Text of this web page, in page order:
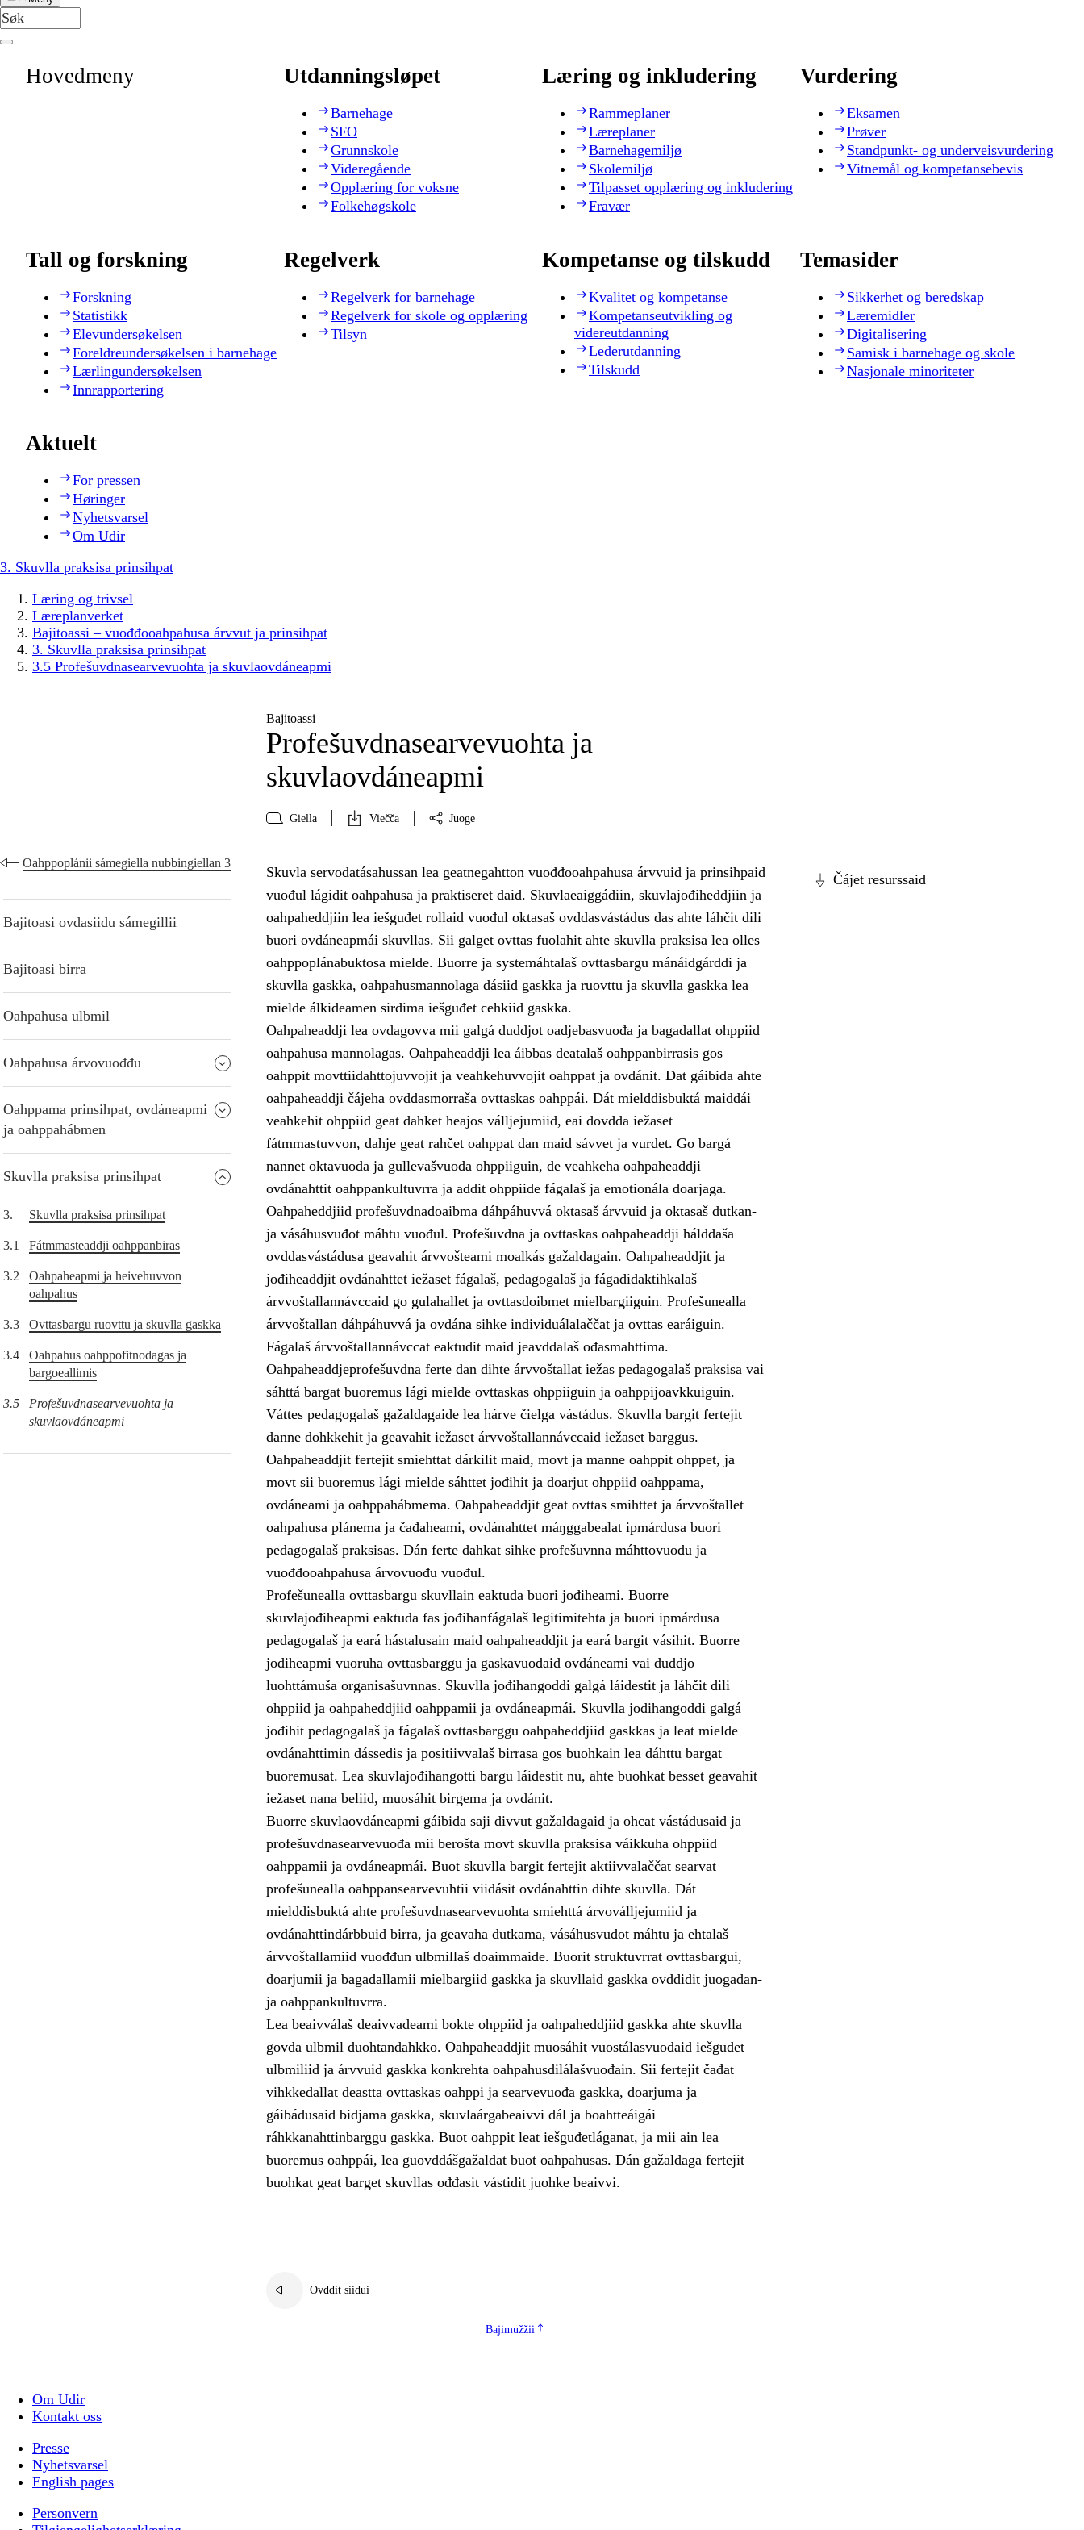
Hovedmeny Utdanningsløpet
Barnehage
SFO
Grunnskole
Videregående
Opplæring for voksne
Folkehøgskole
Læring og inkludering
Rammeplaner
Læreplaner
Barnehagemiljø
Skolemiljø
Tilpasset opplæring og inkludering
Fravær
Vurdering
Eksamen
Prøver
Standpunkt- og underveisvurdering
Vitnemål og kompetansebevis
Tall og forskning
Forskning
Statistikk
Elevundersøkelsen
Foreldreundersøkelsen i barnehage
Lærlingundersøkelsen
Innrapportering
Regelverk
Regelverk for barnehage
Regelverk for skole og opplæring
Tilsyn
Kompetanse og tilskudd
Kvalitet og kompetanse
Kompetanseutvikling og
videreutdanning
Lederutdanning
Tilskudd
Temasider
Sikkerhet og beredskap
Læremidler
Digitalisering
Samisk i barnehage og skole
Nasjonale minoriteter
Aktuelt
For pressen
Høringer
Nyhetsvarsel
Om Udir
3. Skuvlla praksisa prinsihpat
Læring og trivsel
Læreplanverket
Bajitoassi – vuođđooahpahusa árvvut ja prinsihpat
3. Skuvlla praksisa prinsihpat
3.5 Profešuvdnasearvevuohta ja skuvlaovdáneapmi
Bajitoassi
Profešuvdnasearvevuohta ja
skuvlaovdáneapmi
Giella Viečča Juoge
Oahppoplánii sámegiella nubbingiellan 3
Bajitoasi ovdasiidu sámegillii
Bajitoasi birra
Oahpahusa ulbmil
Oahpahusa árvovuođđu
Oahppama prinsihpat, ovdáneapmi
ja oahppahábmen
Skuvlla praksisa prinsihpat
3. Skuvlla praksisa prinsihpat
3.1 Fátmmasteaddji oahppanbiras
3.2
Oahpaheapmi ja heivehuvvon
oahpahus
3.3 Ovttasbargu ruovttu ja skuvlla gaskka
3.4
Oahpahus oahppofitnodagas ja
bargoeallimis
3.5
Profešuvdnasearvevuohta ja
skuvlaovdáneapmi
Čájet resurssaid
Skuvla servodatásahussan lea geatnegahtton vuođđooahpahusa árvvuid ja prinsihpaid
vuođul lágidit oahpahusa ja praktiseret daid. Skuvlaeaiggádiin, skuvlajođiheddjiin ja
oahpaheddjiin lea iešguđet rollaid vuođul oktasaš ovddasvástádus das ahte láhčit dili
buori ovdáneapmái skuvllas. Sii galget ovttas fuolahit ahte skuvlla praksisa lea olles
oahppoplánabuktosa mielde. Buorre ja systemáhtalaš ovttasbargu mánáidgárddi ja
skuvlla gaskka, oahpahusmannolaga dásiid gaskka ja ruovttu ja skuvlla gaskka lea
mielde álkideamen sirdima iešguđet cehkiid gaskka.
Oahpaheaddji lea ovdagovva mii galgá duddjot oadjebasvuođa ja bagadallat ohppiid
oahpahusa mannolagas. Oahpaheaddji lea áibbas deaŧalaš oahppanbirrasis gos
oahppit movttiidahttojuvvojit ja veahkehuvvojit oahppat ja ovdánit. Dat gáibida ahte
oahpaheaddji čájeha ovddasmorraša ovttaskas oahppái. Dát mielddisbuktá maiddái
veahkehit ohppiid geat dahket heajos válljejumiid, eai dovdda iežaset
fátmmastuvvon, dahje geat rahčet oahppat dan maid sávvet ja vurdet. Go bargá
nannet oktavuođa ja gullevašvuođa ohppiiguin, de veahkeha oahpaheaddji
ovdánahttit oahppankultuvrra ja addit ohppiide fágalaš ja emotionála doarjaga.
Oahpaheddjiid profešuvdnadoaibma dáhpáhuvvá oktasaš árvvuid ja oktasaš dutkan-
ja vásáhusvuđot máhtu vuođul. Profešuvdna ja ovttaskas oahpaheaddji hálddaša
ovddasvástádusa geavahit árvvošteami moalkás gažaldagain. Oahpaheaddjit ja
jođiheaddjit ovdánahttet iežaset fágalaš, pedagogalaš ja fágadidaktihkalaš
árvvoštallannávccaid go gulahallet ja ovttasdoibmet mielbargiiguin. Profešunealla
árvvoštallan dáhpáhuvvá ja ovdána sihke individuálalaččat ja ovttas earáiguin.
Fágalaš árvvoštallannávccat eaktudit maid jeavddalaš ođasmahttima.
Oahpaheaddjeprofešuvdna ferte dan dihte árvvoštallat iežas pedagogalaš praksisa vai
sáhttá bargat buoremus lági mielde ovttaskas ohppiiguin ja oahppijoavkkuiguin.
Váttes pedagogalaš gažaldagaide lea hárve čielga vástádus. Skuvlla bargit fertejit
danne dohkkehit ja geavahit iežaset árvvoštallannávccaid iežaset barggus.
Oahpaheaddjit fertejit smiehttat dárkilit maid, movt ja manne oahppit ohppet, ja
movt sii buoremus lági mielde sáhttet jođihit ja doarjut ohppiid oahppama,
ovdáneami ja oahppahábmema. Oahpaheaddjit geat ovttas smihttet ja árvvoštallet
oahpahusa plánema ja čađaheami, ovdánahttet máŋggabealat ipmárdusa buori
pedagogalaš praksisas. Dán ferte dahkat sihke profešuvnna máhttovuođu ja
vuođđooahpahusa árvovuođu vuođul.
Profešunealla ovttasbargu skuvllain eaktuda buori jođiheami. Buorre
skuvlajođiheapmi eaktuda fas jođihanfágalaš legitimitehta ja buori ipmárdusa
pedagogalaš ja eará hástalusain maid oahpaheaddjit ja eará bargit vásihit. Buorre
jođiheapmi vuoruha ovttasbarggu ja gaskavuođaid ovdáneami vai duddjo
luohttámuša organisašuvnnas. Skuvlla jođihangoddi galgá láidestit ja láhčit dili
ohppiid ja oahpaheddjiid oahppamii ja ovdáneapmái. Skuvlla jođihangoddi galgá
jođihit pedagogalaš ja fágalaš ovttasbarggu oahpaheddjiid gaskkas ja leat mielde
ovdánahttimin dássedis ja positiivvalaš birrasa gos buohkain lea dáhttu bargat
buoremusat. Lea skuvlajođihangotti bargu láidestit nu, ahte buohkat besset geavahit
iežaset nana beliid, muosáhit birgema ja ovdánit.
Buorre skuvlaovdáneapmi gáibida saji divvut gažaldagaid ja ohcat vástádusaid ja
profešuvdnasearvevuođa mii berošta movt skuvlla praksisa váikkuha ohppiid
oahppamii ja ovdáneapmái. Buot skuvlla bargit fertejit aktiivvalaččat searvat
profešunealla oahppansearvevuhtii viidásit ovdánahttin dihte skuvlla. Dát
mielddisbuktá ahte profešuvdnasearvevuohta smiehttá árvoválljejumiid ja
ovdánahttindárbbuid birra, ja geavaha dutkama, vásáhusvuđot máhtu ja ehtalaš
árvvoštallamiid vuođđun ulbmillaš doaimmaide. Buorit struktuvrrat ovttasbargui,
doarjumii ja bagadallamii mielbargiid gaskka ja skuvllaid gaskka ovddidit juogadan-
ja oahppankultuvrra.
Lea beaivválaš deaivvadeami bokte ohppiid ja oahpaheddjiid gaskka ahte skuvlla
govda ulbmil duohtandahkko. Oahpaheaddjit muosáhit vuostálasvuođaid iešguđet
ulbmiliid ja árvvuid gaskka konkrehta oahpahusdilálašvuođain. Sii fertejit čađat
vihkkedallat deastta ovttaskas oahppi ja searvevuođa gaskka, doarjuma ja
gáibádusaid bidjama gaskka, skuvlaárgabeaivvi dál ja boahtteáigái
ráhkkanahttinbarggu gaskka. Buot oahppit leat iešguđetláganat, ja mii ain lea
buoremus oahppái, lea guovddášgažaldat buot oahpahusas. Dán gažaldaga fertejit
buohkat geat barget skuvllas ođđasit vástidit juohke beaivvi.
Ovddit siidui
Bajimužžii
Om Udir
Kontakt oss
Presse
Nyhetsvarsel
English pages
Personvern